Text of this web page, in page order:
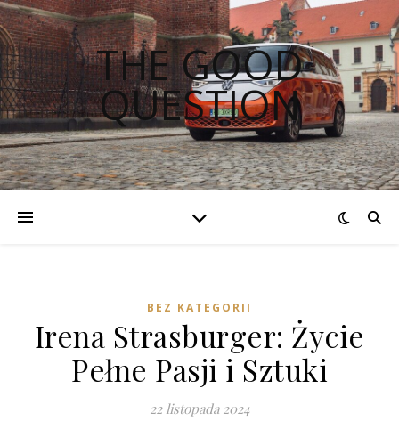
THE GOOD
QUESTION
BEZ KATEGORII
Irena Strasburger: Życie
Pełne Pasji i Sztuki
22 listopada 2024